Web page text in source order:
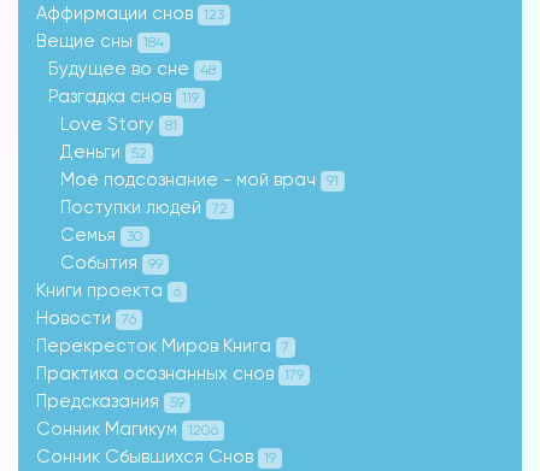
Аффирмации снов 123
Вещие сны 184
Будущее во сне 48
Разгадка снов 119
Love Story 81
Деньги 52
Моё подсознание - мой врач 91
Поступки людей 72
Семья 30
События 99
Книги проекта 6
Новости 76
Перекресток Миров Книга 7
Практика осознанных снов 179
Предсказания 59
Сонник Магикум 1206
Сонник Сбывшихся Снов 19